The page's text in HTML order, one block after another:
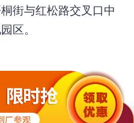
街与红松路交叉口中
区。